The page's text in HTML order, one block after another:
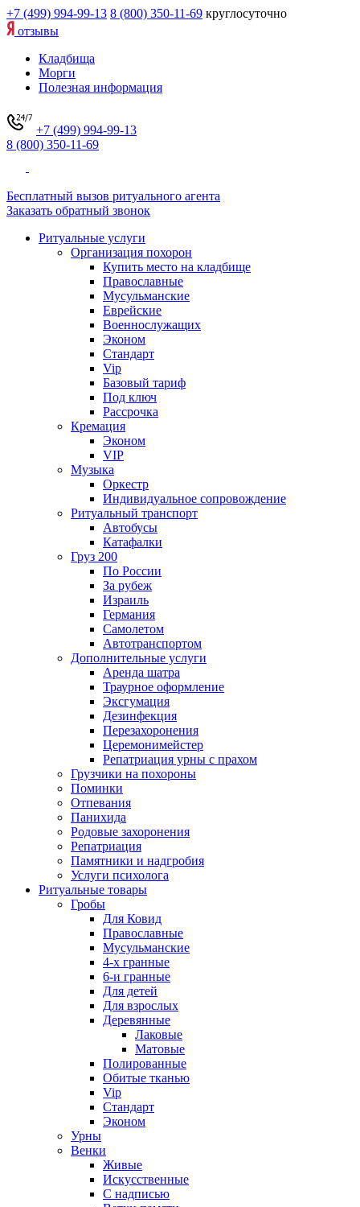
+7 (499) 994-99-13 8 (800) 350-11-69 круглосуточно
отзывы
Кладбища
Морги
Полезная информация
+7 (499) 994-99-13
8 (800) 350-11-69
Бесплатный вызов ритуального агента
Заказать обратный звонок
Ритуальные услуги
Организация похорон
Купить место на кладбище
Православные
Мусульманские
Еврейские
Военнослужащих
Эконом
Стандарт
Vip
Базовый тариф
Под ключ
Рассрочка
Кремация
Эконом
VIP
Музыка
Оркестр
Индивидуальное сопровождение
Ритуальный транспорт
Автобусы
Катафалки
Груз 200
По России
За рубеж
Израиль
Германия
Самолетом
Автотранспортом
Дополнительные услуги
Аренда шатра
Траурное оформление
Эксгумация
Дезинфекция
Перезахоронения
Церемонимейстер
Репатриация урны с прахом
Грузчики на похороны
Поминки
Отпевания
Панихида
Родовые захоронения
Репатриация
Памятники и надгробия
Услуги психолога
Ритуальные товары
Гробы
Для Ковид
Православные
Мусульманские
4-х гранные
6-и гранные
Для детей
Для взрослых
Деревянные
Лаковые
Матовые
Полированные
Обитые тканью
Vip
Стандарт
Эконом
Урны
Венки
Живые
Искусственные
С надписью